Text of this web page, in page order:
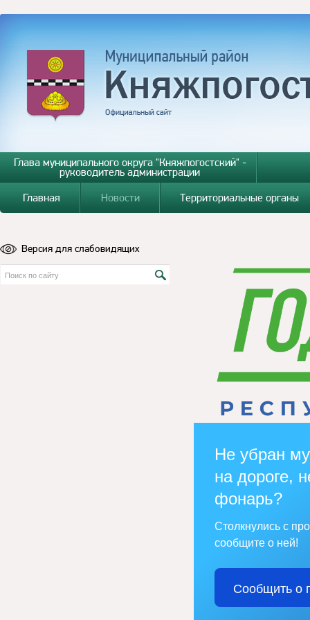
Глава муниципального округа "Княжпогостский" -
руководитель администрации
Главная
Новости Территориальные органы
Версия для слабовидящих
Не убран
на дороге,
фонарь?
Столкнулись с
сообщите о ней!
Сообщить о